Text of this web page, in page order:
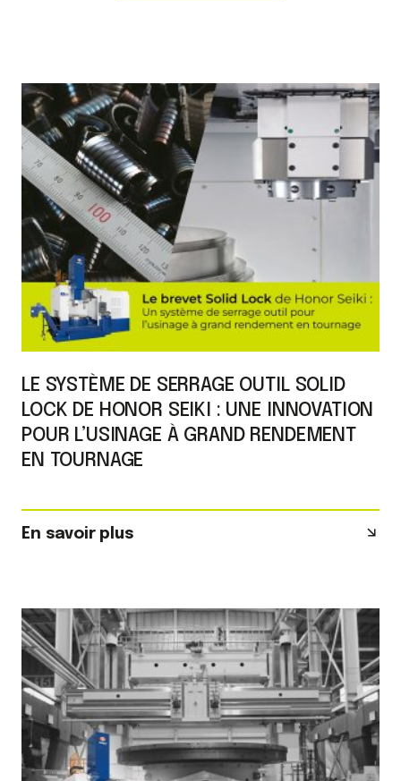
LE SYSTÈME DE SERRAGE OUTIL SOLID
LOCK DE HONOR SEIKI : UNE INNOVATION
POUR L’USINAGE À GRAND RENDEMENT
EN TOURNAGE
En savoir plus